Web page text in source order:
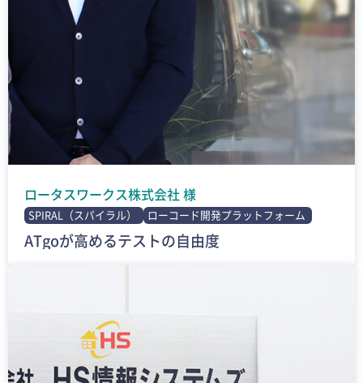
ロータスワークス株式会社 様
SPIRAL（スパイラル） ローコード開発プラットフォーム
ATgoが高めるテストの自由度